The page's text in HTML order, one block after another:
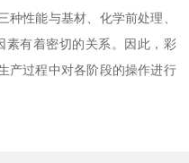
种性能与基材、化学前处理、
素有着密切的关系。因此，彩
产过程中对各阶段的操作进行